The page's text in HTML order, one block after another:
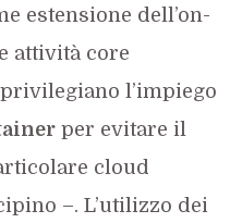
estensione dell’on-
attività core
l’impiego
per evitare il
cloud
–. L’utilizzo dei